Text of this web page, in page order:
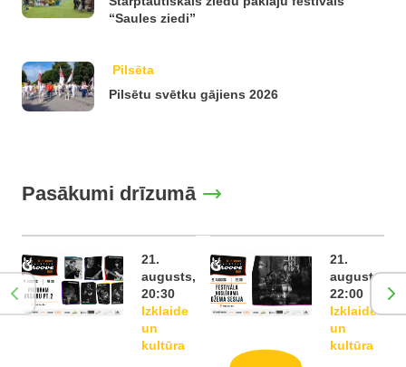
“Saules ziedi”
Pilsēta
Pilsētu svētku gājiens 2026
Pasākumi drīzumā
21.
augusts,
20:30
Izklaide
un
kultūra
21.
augusts,
22:00
Izklaide
un
kultūra